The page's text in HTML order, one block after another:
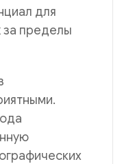
для
за пределы